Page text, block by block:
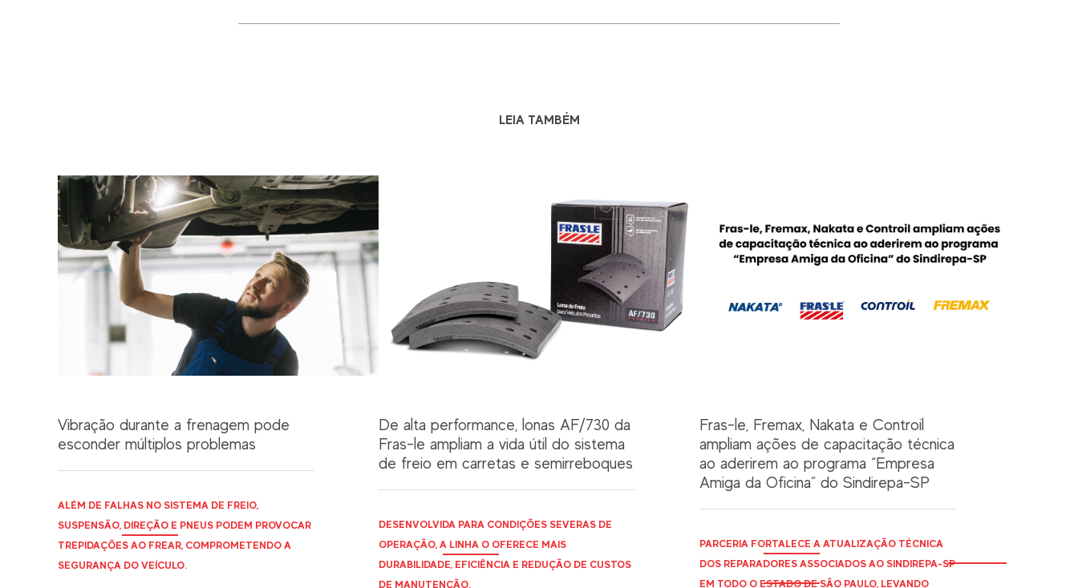
LEIA TAMBÉM
Vibração durante a frenagem pode
esconder múltiplos problemas
ALÉM DE FALHAS NO SISTEMA DE FREIO,
SUSPENSÃO, DIREÇÃO E PNEUS PODEM PROVOCAR
TREPIDAÇÕES AO FREAR, COMPROMETENDO A
SEGURANÇA DO VEÍCULO.
De alta performance, lonas AF/730 da
Fras-le ampliam a vida útil do sistema
de freio em carretas e semirreboques
DESENVOLVIDA PARA CONDIÇÕES SEVERAS DE
OPERAÇÃO, A LINHA O OFERECE MAIS
DURABILIDADE, EFICIÊNCIA E REDUÇÃO DE CUSTOS
DE MANUTENÇÃO.
Fras-le, Fremax, Nakata e Controil
ampliam ações de capacitação técnica
ao aderirem ao programa “Empresa
Amiga da Oficina” do Sindirepa-SP
PARCERIA FORTALECE A ATUALIZAÇÃO TÉCNICA
DOS REPARADORES ASSOCIADOS AO SINDIREPA-SP
EM TODO O ESTADO DE SÃO PAULO, LEVANDO